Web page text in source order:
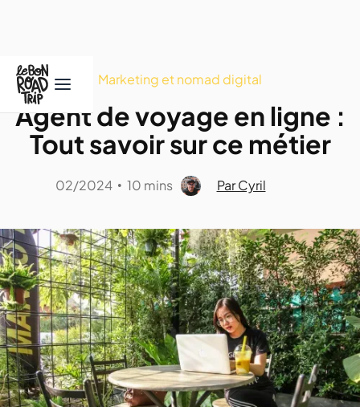
Marketing et nomad digital
Agent de voyage en ligne :
Tout savoir sur ce métier
02/2024 • 10 mins Par Cyril